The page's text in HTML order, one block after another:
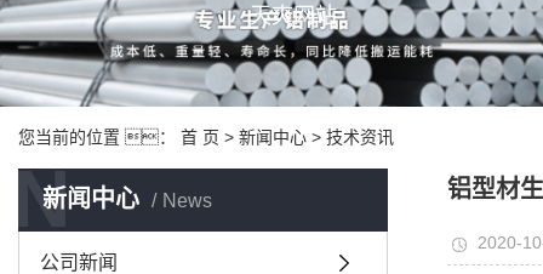
天爽网站
您当前的位置 ： 首 页 > 新闻中心 > 技术资讯
新闻中心 News
N
公司新闻
铝型材
2020-